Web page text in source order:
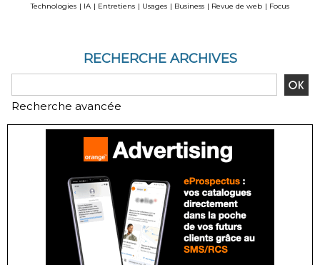
Technologies | IA | Entretiens | Usages | Business | Revue de web | Focus
RECHERCHE ARCHIVES
Recherche avancée